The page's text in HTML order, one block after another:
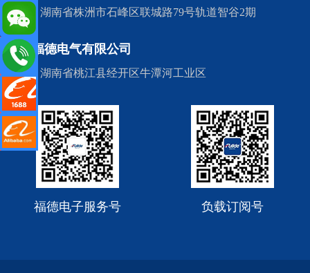
地址：湖南省株洲市石峰区联城路79号轨道智谷2期
湖南福德电气有限公司
地址：湖南省桃江县经开区牛潭河工业区
福德电子服务号 负载订阅号
店铺
际站